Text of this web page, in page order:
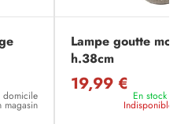
domicile
magasin
Lampe goutte
h.38cm
19,99 €
En stock
Indisponible